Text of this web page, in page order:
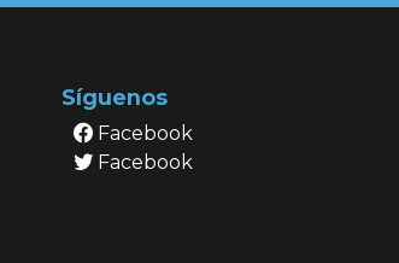
Síguenos
Facebook
Facebook